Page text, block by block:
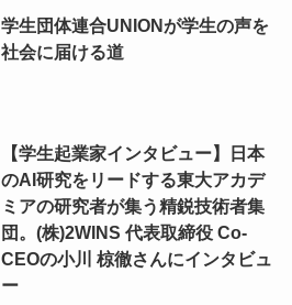
学生団体連合UNIONが学生の声を
社会に届ける道
【学生起業家インタビュー】日本
のAI研究をリードする東大アカデ
ミアの研究者が集う精鋭技術者集
団。(株)2WINS 代表取締役 Co-
CEOの小川 椋徹さんにインタビュ
ー